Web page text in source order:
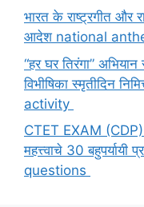
भारत के राष्ट्रगीत और
आदेश national
“हर घर तिरंगा”
विभीषिका स्मृतीदिन
activity
CTET EXAM (CDP)
महत्त्वाचे 30
questions